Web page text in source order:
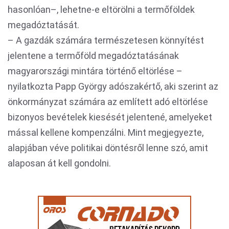
hasonlóan–, lehetne-e eltörölni a termőföldek
megadóztatását.
– A gazdák számára természetesen könnyítést
jelentene a termőföld megadóztatásának
magyarországi mintára történő eltörlése –
nyilatkozta Papp György adószakértő, aki szerint az
önkormányzat számára az említett adó eltörlése
bizonyos bevételek kiesését jelentené, amelyeket
mással kellene kompenzálni. Mint megjegyezte,
alapjában véve politikai döntésről lenne szó, amit
alaposan át kell gondolni.